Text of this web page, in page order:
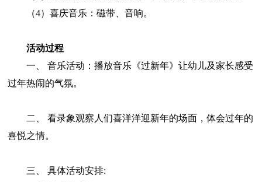
（4）喜庆音乐：磁带、音响。
活动过程
一、 音乐活动：播放音乐《过新年》让幼儿及家长感受
过年热闹的气氛。
二、 看录象观察人们喜洋洋迎新年的场面，体会过年的
喜悦之情。
三、 具体活动安排: